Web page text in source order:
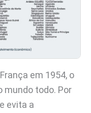
em 1954, o
mundo todo. Por
evita a